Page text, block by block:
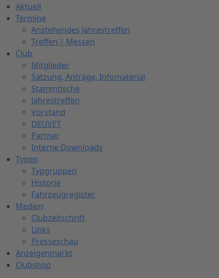
Aktuell
Termine
Anstehendes Jahrestreffen
Treffen | Messen
Club
Mitglieder
Satzung, Anträge, Infomaterial
Stammtische
Jahrestreffen
Vorstand
DEUVET
Partner
Interne Downloads
Typen
Typgruppen
Historie
Fahrzeugregister
Medien
Clubzeitschrift
Links
Presseschau
Anzeigenmarkt
Clubshop